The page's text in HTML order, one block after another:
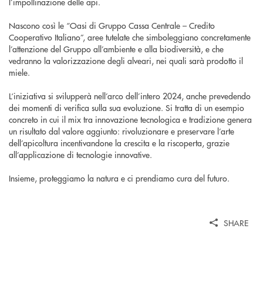
Nascono così le “Oasi di Gruppo Cassa Centrale – Credito
Cooperativo Italiano”, aree tutelate che simboleggiano concretamente
l’attenzione del Gruppo all’ambiente e alla biodiversità, e che
vedranno la valorizzazione degli alveari, nei quali sarà prodotto il
miele.
L‘iniziativa si svilupperà nell’arco dell’intero 2024, anche prevedendo
dei momenti di verifica sulla sua evoluzione. Si tratta di un esempio
concreto in cui il mix tra innovazione tecnologica e tradizione genera
un risultato dal valore aggiunto: rivoluzionare e preservare l’arte
dell’apicoltura incentivandone la crescita e la riscoperta, grazie
all’applicazione di tecnologie innovative.
Insieme, proteggiamo la natura e ci prendiamo cura del futuro.
SHARE